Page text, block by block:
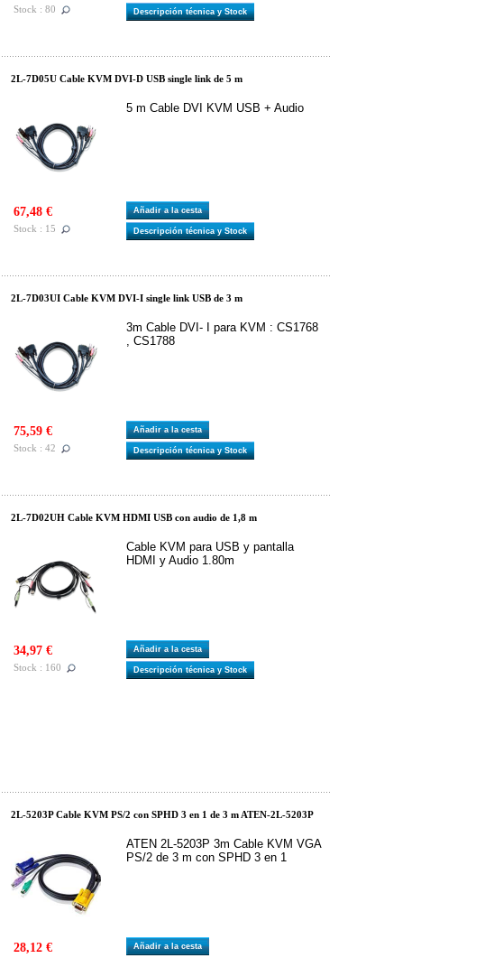
Stock : 80 Descripción técnica y Stock
2L-7D05U Cable KVM DVI-D USB single link de 5 m
5 m Cable DVI KVM USB + Audio
67,48 €
Stock : 15
Añadir a la cesta
Descripción técnica y Stock
2L-7D03UI Cable KVM DVI-I single link USB de 3 m
3m Cable DVI- I para KVM : CS1768
, CS1788
75,59 €
Stock : 42
Añadir a la cesta
Descripción técnica y Stock
2L-7D02UH Cable KVM HDMI USB con audio de 1,8 m
Cable KVM para USB y pantalla
HDMI y Audio 1.80m
34,97 €
Stock : 160
Añadir a la cesta
Descripción técnica y Stock
2L-5203P Cable KVM PS/2 con SPHD 3 en 1 de 3 m ATEN-2L-5203P
ATEN 2L-5203P 3m Cable KVM VGA
PS/2 de 3 m con SPHD 3 en 1
28,12 € Añadir a la cesta